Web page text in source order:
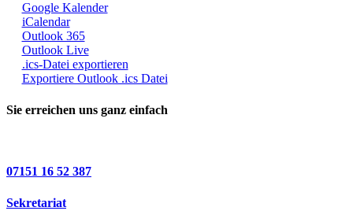
Google Kalender
iCalendar
Outlook 365
Outlook Live
.ics-Datei exportieren
Exportiere Outlook .ics Datei
Sie erreichen uns ganz einfach
07151 16 52 387
Sekretariat